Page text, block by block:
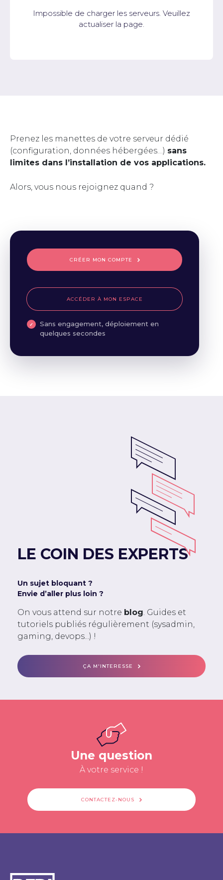
Impossible de charger les serveurs. Veuillez
actualiser la page.
Prenez les manettes de votre serveur dédié
(configuration, données hébergées…) sans
limites dans l’installation de vos applications.
Alors, vous nous rejoignez quand ?
CRÉER MON COMPTE
ACCÉDER À MON ESPACE
Sans engagement, déploiement en
quelques secondes
LE COIN DES EXPERTS
Un sujet bloquant ?
Envie d’aller plus loin ?
On vous attend sur notre blog. Guides et
tutoriels publiés régulièrement (sysadmin,
gaming, devops...) !
ÇA M'INTERESSE
Une question
À votre service !
CONTACTEZ-NOUS